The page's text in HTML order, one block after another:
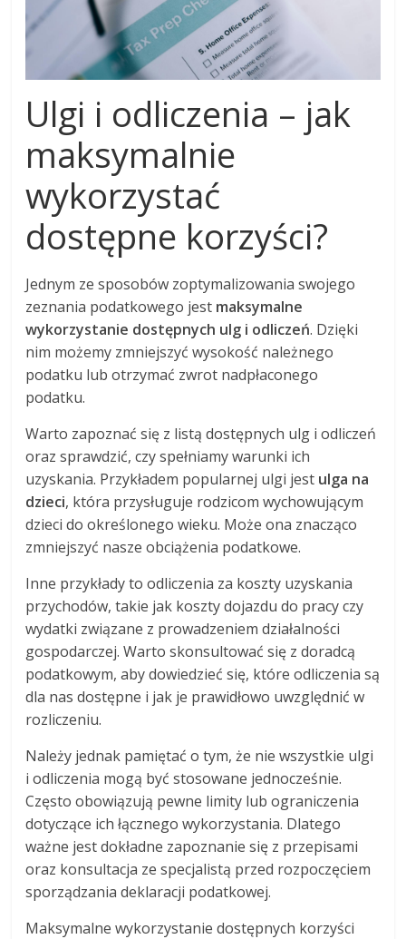
Ulgi i odliczenia – jak
maksymalnie
wykorzystać
dostępne korzyści?
Jednym ze sposobów zoptymalizowania swojego
zeznania podatkowego jest maksymalne
wykorzystanie dostępnych ulg i odliczeń. Dzięki
nim możemy zmniejszyć wysokość należnego
podatku lub otrzymać zwrot nadpłaconego
podatku.
Warto zapoznać się z listą dostępnych ulg i odliczeń
oraz sprawdzić, czy spełniamy warunki ich
uzyskania. Przykładem popularnej ulgi jest ulga na
dzieci, która przysługuje rodzicom wychowującym
dzieci do określonego wieku. Może ona znacząco
zmniejszyć nasze obciążenia podatkowe.
Inne przykłady to odliczenia za koszty uzyskania
przychodów, takie jak koszty dojazdu do pracy czy
wydatki związane z prowadzeniem działalności
gospodarczej. Warto skonsultować się z doradcą
podatkowym, aby dowiedzieć się, które odliczenia są
dla nas dostępne i jak je prawidłowo uwzględnić w
rozliczeniu.
Należy jednak pamiętać o tym, że nie wszystkie ulgi
i odliczenia mogą być stosowane jednocześnie.
Często obowiązują pewne limity lub ograniczenia
dotyczące ich łącznego wykorzystania. Dlatego
ważne jest dokładne zapoznanie się z przepisami
oraz konsultacja ze specjalistą przed rozpoczęciem
sporządzania deklaracji podatkowej.
Maksymalne wykorzystanie dostępnych korzyści